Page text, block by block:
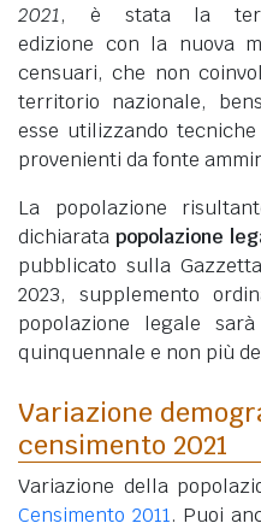
2021, è stata la
edizione con la nuova
censuari, che non
territorio nazionale,
esse utilizzando
provenienti da fonte
La popolazione
dichiarata popolazione
pubblicato sulla
2023, supplemento
popolazione legale
quinquennale e non più
Variazione
censimento 2021
Variazione della
Censimento 2011. Puoi